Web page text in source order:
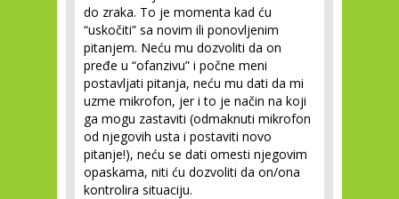
do zraka. To je momenta kad ću
“uskočiti” sa novim ili ponovljenim
pitanjem. Neću mu dozvoliti da on
pređe u “ofanzivu” i počne meni
postavljati pitanja, neću mu dati da mi
uzme mikrofon, jer i to je način na koji
ga mogu zastaviti (odmaknuti mikrofon
od njegovih usta i postaviti novo
pitanje!), neću se dati omesti njegovim
opaskama, niti ću dozvoliti da on/ona
kontrolira situaciju.